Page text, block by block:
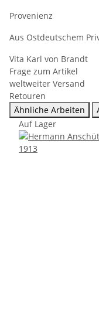
Provenienz
Aus Ostdeutschem
Vita Karl von Brandt
Frage zum Artikel
weltweiter Versand
Retouren
Ähnliche Arbeiten
Auf Lager